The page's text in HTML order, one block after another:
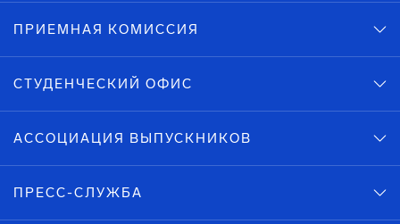
ПРИЕМНАЯ КОМИССИЯ
СТУДЕНЧЕСКИЙ ОФИС
АССОЦИАЦИЯ ВЫПУСКНИКОВ
ПРЕСС-СЛУЖБА